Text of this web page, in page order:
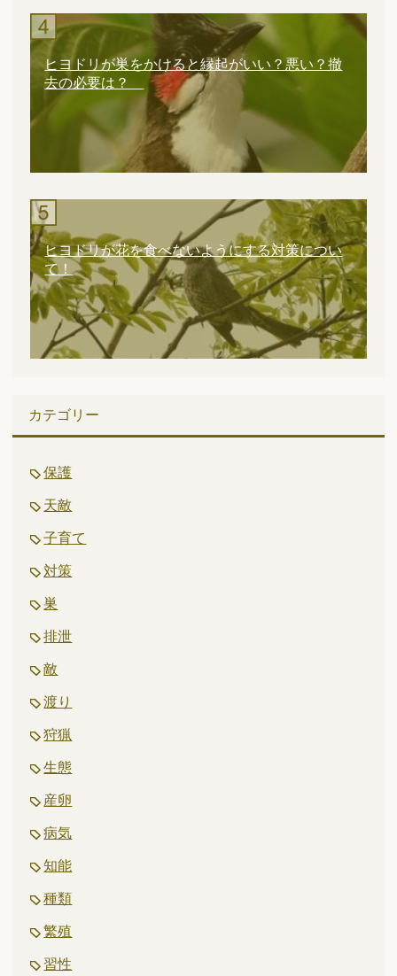
ヒヨドリが巣をかけると縁起がいい？悪い？撤
去の必要は？
ヒヨドリが花を食べないようにする対策につい
て！
カテゴリー
保護
天敵
子育て
対策
巣
排泄
敵
渡り
狩猟
生態
産卵
病気
知能
種類
繁殖
習性